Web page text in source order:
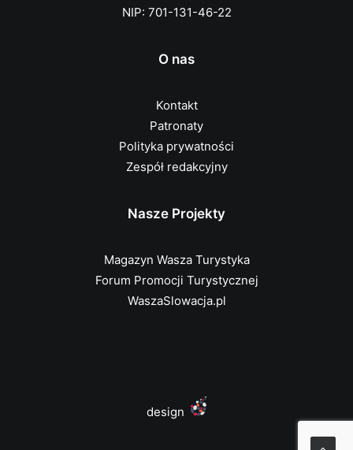
NIP: 701-131-46-22
O nas
Kontakt
Patronaty
Polityka prywatności
Zespół redakcyjny
Nasze Projekty
Magazyn Wasza Turystyka
Forum Promocji Turystycznej
WaszaSlowacja.pl
design